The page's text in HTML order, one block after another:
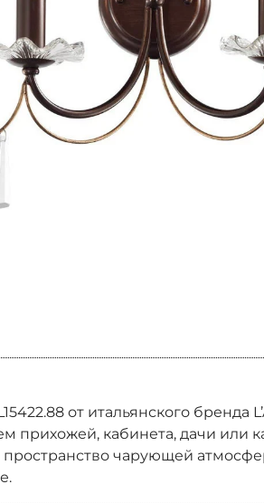
от итальянского бренда
прихожей, кабинета, дачи или
пространство чарующей